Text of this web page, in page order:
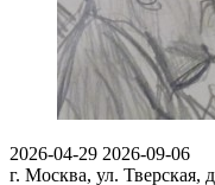
2026-04-29 2026-09-06
г. Москва, ул. Тверская,